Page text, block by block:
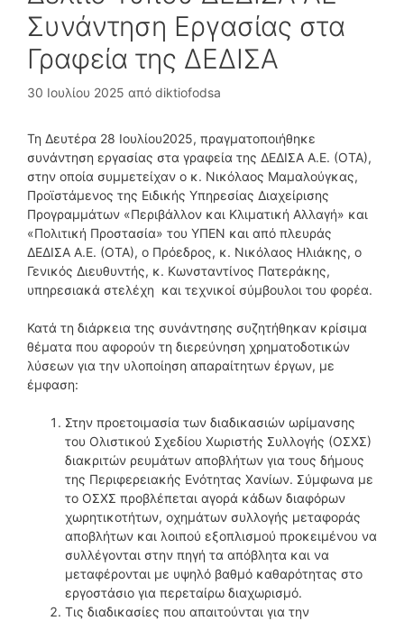
Συνάντηση Εργασίας στα
Γραφεία της ΔΕΔΙΣΑ
30 Ιουλίου 2025 από diktiofodsa
Τη Δευτέρα 28 Ιουλίου2025, πραγματοποιήθηκε
συνάντηση εργασίας στα γραφεία της ΔΕΔΙΣΑ Α.Ε. (ΟΤΑ),
στην οποία συμμετείχαν ο κ. Νικόλαος Μαμαλούγκας,
Προϊστάμενος της Ειδικής Υπηρεσίας Διαχείρισης
Προγραμμάτων «Περιβάλλον και Κλιματική Αλλαγή» και
«Πολιτική Προστασία» του ΥΠΕΝ και από πλευράς
ΔΕΔΙΣΑ Α.Ε. (ΟΤΑ), ο Πρόεδρος, κ. Νικόλαος Ηλιάκης, ο
Γενικός Διευθυντής, κ. Κωνσταντίνος Πατεράκης,
υπηρεσιακά στελέχη και τεχνικοί σύμβουλοι του φορέα.
Κατά τη διάρκεια της συνάντησης συζητήθηκαν κρίσιμα
θέματα που αφορούν τη διερεύνηση χρηματοδοτικών
λύσεων για την υλοποίηση απαραίτητων έργων, με
έμφαση:
Στην προετοιμασία των διαδικασιών ωρίμανσης
του Ολιστικού Σχεδίου Χωριστής Συλλογής (ΟΣΧΣ)
διακριτών ρευμάτων αποβλήτων για τους δήμους
της Περιφερειακής Ενότητας Χανίων. Σύμφωνα με
το ΟΣΧΣ προβλέπεται αγορά κάδων διαφόρων
χωρητικοτήτων, οχημάτων συλλογής μεταφοράς
αποβλήτων και λοιπού εξοπλισμού προκειμένου να
συλλέγονται στην πηγή τα απόβλητα και να
μεταφέρονται με υψηλό βαθμό καθαρότητας στο
εργοστάσιο για περεταίρω διαχωρισμό.
Τις διαδικασίες που απαιτούνται για την